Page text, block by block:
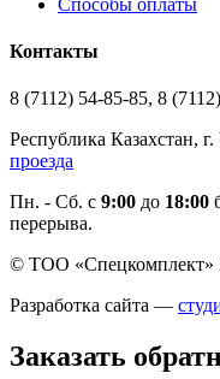
Контакты
8 (7112) 54-85-85, 8
Республика Казахстан,
проезда
Пн. - Cб. с 9:00 до 18:00
перерыва.
© ТОО «Спецкомплект»
Разработка сайта —
Заказать